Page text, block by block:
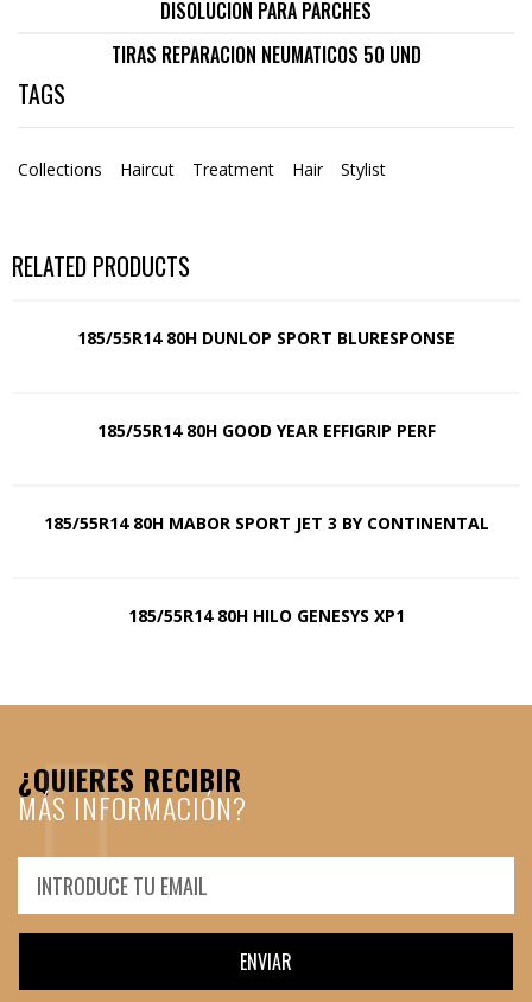
DISOLUCION PARA PARCHES
TIRAS REPARACION NEUMATICOS 50 UND
TAGS
Collections Haircut Treatment Hair Stylist
RELATED PRODUCTS
185/55R14 80H DUNLOP SPORT BLURESPONSE
185/55R14 80H GOOD YEAR EFFIGRIP PERF
185/55R14 80H MABOR SPORT JET 3 BY CONTINENTAL
185/55R14 80H HILO GENESYS XP1
¿QUIERES RECIBIR
MÁS INFORMACIÓN?
ENVIAR